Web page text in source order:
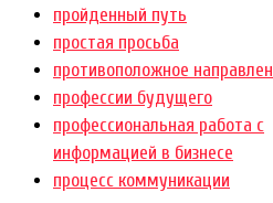
пройденный путь
простая просьба
противоположное
профессии будущего
профессиональная работа с
информацией в бизнесе
процесс коммуникации